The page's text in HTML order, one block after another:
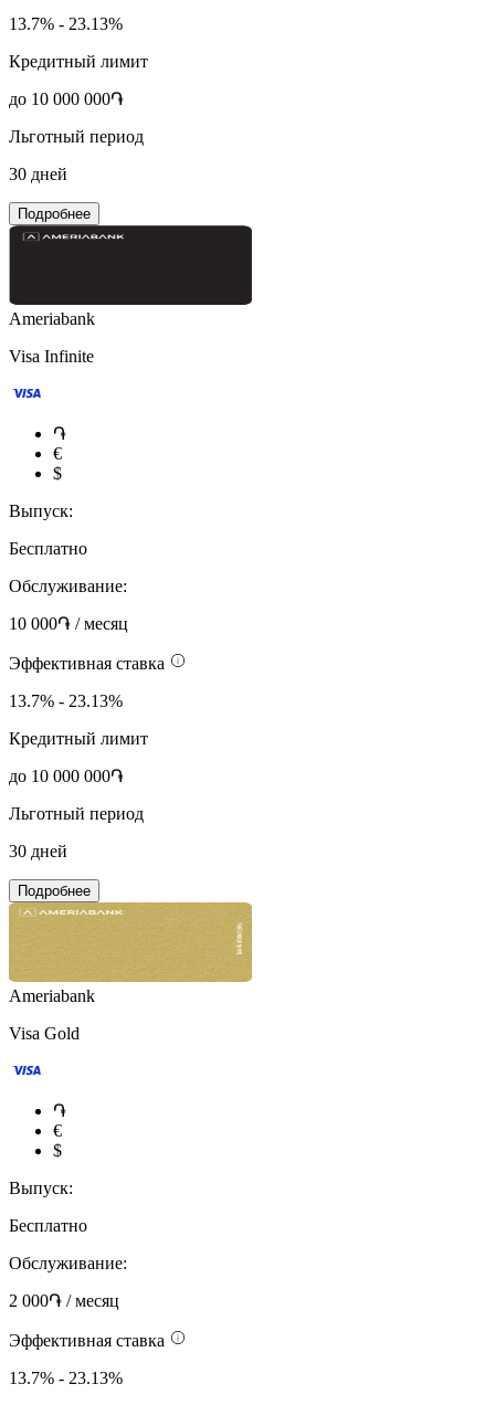
13.7% - 23.13%
Кредитный лимит
до 10 000 000֏
Льготный период
30 дней
Подробнее
Ameriabank
Visa Infinite
֏
€
$
Выпуск:
Бесплатно
Обслуживание:
10 000֏ / месяц
Эффективная ставка
13.7% - 23.13%
Кредитный лимит
до 10 000 000֏
Льготный период
30 дней
Подробнее
Ameriabank
Visa Gold
֏
€
$
Выпуск:
Бесплатно
Обслуживание:
2 000֏ / месяц
Эффективная ставка
13.7% - 23.13%